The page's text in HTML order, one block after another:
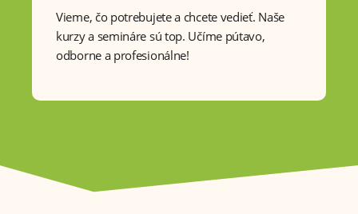
Vieme, čo potrebujete a chcete vedieť. Naše
kurzy a semináre sú top. Učíme pútavo,
odborne a profesionálne!